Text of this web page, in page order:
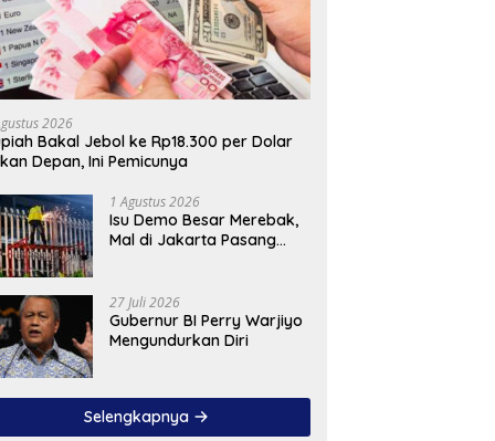
2026
Bakal Jebol ke Rp18.300 per Dolar
Depan, Ini Pemicunya
1 Agustus 2026
Isu Demo Besar Merebak,
Mal di Jakarta Pasang
27 Juli 2026
Gubernur BI Perry Warjiyo
Mengundurkan Diri
Selengkapnya